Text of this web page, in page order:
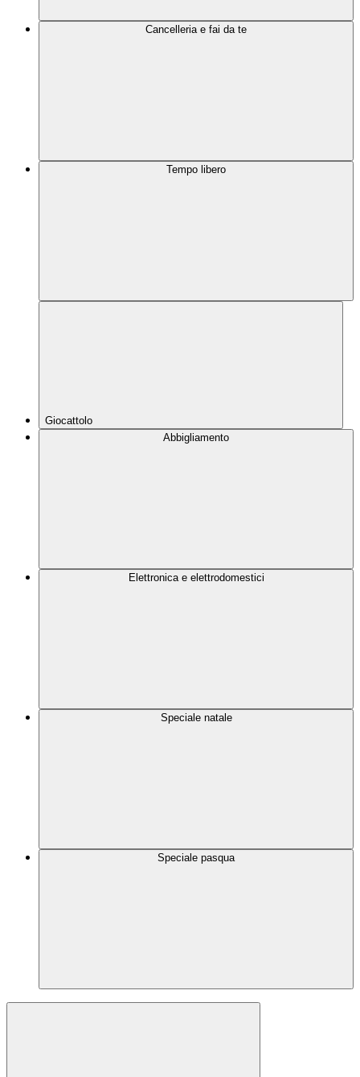
Cancelleria e fai da te
Tempo libero
Giocattolo
Abbigliamento
Elettronica e elettrodomestici
Speciale natale
Speciale pasqua